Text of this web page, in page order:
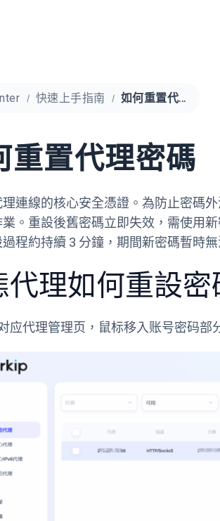
快速上手指南 如何重置代理密碼
重置代理密碼
連線的核心安全憑證。為防止密碼
。重設後舊密碼立即失效，需使用
程約持續 3 分鐘，期間新密碼暫時
理如何重設密
应代理管理页，鼠标移入账号密码部